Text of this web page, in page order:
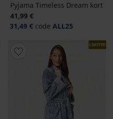
Pyjama Timeless Dream kort
41,99 €
31,49 € code ALL25
LIMITED